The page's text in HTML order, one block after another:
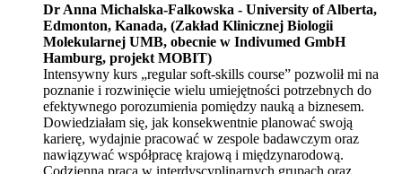
Dr Anna Michalska-Falkowska - University of Alberta,
Edmonton, Kanada, (Zakład Klinicznej Biologii
Molekularnej UMB, obecnie w Indivumed GmbH
Hamburg, projekt MOBIT)
Intensywny kurs „regular soft-skills course” pozwolił mi na
poznanie i rozwinięcie wielu umiejętności potrzebnych do
efektywnego porozumienia pomiędzy nauką a biznesem.
Dowiedziałam się, jak konsekwentnie planować swoją
karierę, wydajnie pracować w zespole badawczym oraz
nawiązywać współpracę krajową i międzynarodową.
Codzienna praca w interdyscyplinarnych grupach oraz